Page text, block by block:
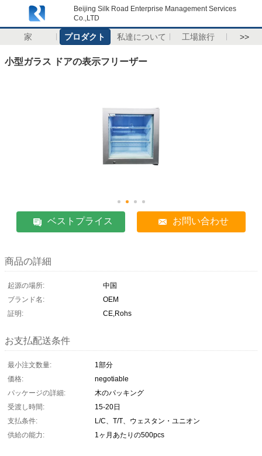
Beijing Silk Road Enterprise Management Services
Co.,LTD
家 プロダクト 私達について 工場旅行 >>
小型ガラス ドアの表示フリーザー
ベストプライス お問い合わせ
商品の詳細
起源の場所:
中国
ブランド名:
OEM
証明:
CE,Rohs
お支払配送条件
最小注文数量:
1部分
価格:
negotiable
パッケージの詳細:
木のパッキング
受渡し時間:
15-20日
支払条件:
L/C、T/T、ウェスタン・ユニオン
供給の能力:
1ヶ月あたりの500pcs